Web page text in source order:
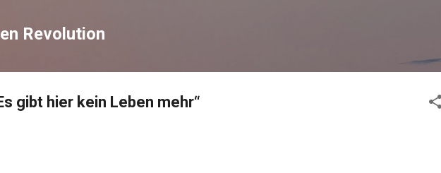
Revolution
gibt hier kein Leben mehr“